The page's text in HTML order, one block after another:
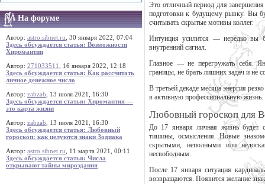
На форуме
Автор: astro.sibnet.ru , 30 января 2022, 07:04
Здесь обсуждается статья: Возможности
Хиромантии
Автор: 271033511
, 16 января 2022, 12:18
Здесь обсуждается статья: Как рассчитать
личное денежное число
Автор: zabzab , 13 июля 2021, 16:30
Здесь обсуждается статья: Хиромантия —
это карта жизни
Автор: zabzab , 13 июля 2021, 16:30
Здесь обсуждается статья: Любовный
гороскоп: как целуются знаки Зодиака
Автор: astro.sibnet.ru , 11 марта 2021, 00:11
Здесь обсуждается статья: Числа
открывают тайны мироздания
Это отличный период для
подготовки к будущему рывку. Вы
считывать скрытые мотивы коллег.
Интуиция усилится — нередко вы
внутренний сигнал.
Главное — не перегружать себя.
границы, не брать лишних задач и не
В третьей декаде месяца энергия
в активную профессиональную жизнь.
Любовный гороскоп для
До 17 января личная жизнь будет
тишины, осмысления. Новые
скрытыми, неполными или
несвободным.
После 17 января ситуация
возвращаются. Появится желание